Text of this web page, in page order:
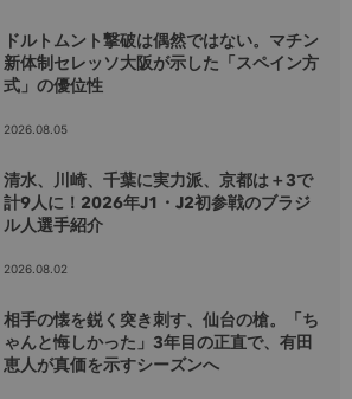
ドルトムント撃破は偶然ではない。マチン
新体制セレッソ大阪が示した「スペイン方
式」の優位性
2026.08.05
清水、川崎、千葉に実力派、京都は＋3で
計9人に！2026年J1・J2初参戦のブラジ
ル人選手紹介
2026.08.02
相手の懐を鋭く突き刺す、仙台の槍。「ち
ゃんと悔しかった」3年目の正直で、有田
恵人が真価を示すシーズンへ